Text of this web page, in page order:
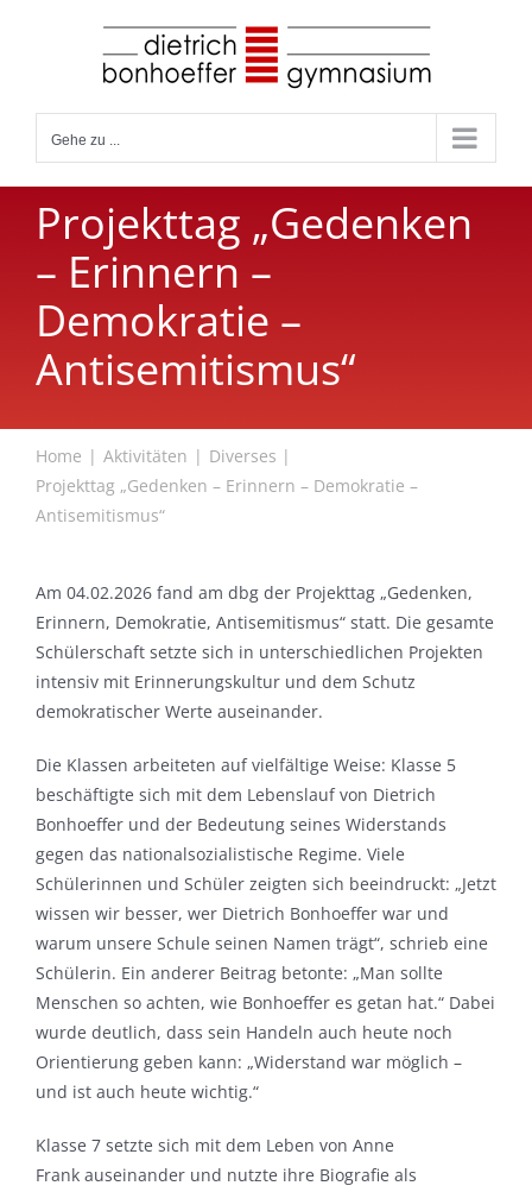
Gehe zu ...
Projekttag „Gedenken
– Erinnern –
Demokratie –
Antisemitismus“
Home Aktivitäten
Diverses
Projekttag „Gedenken – Erinnern – Demokratie –
Antisemitismus“
Am 04.02.2026 fand am dbg der Projekttag „Gedenken,
Erinnern, Demokratie, Antisemitismus“ statt. Die gesamte
Schülerschaft setzte sich in unterschiedlichen Projekten
intensiv mit Erinnerungskultur und dem Schutz
demokratischer Werte auseinander.
Die Klassen arbeiteten auf vielfältige Weise: Klasse 5
beschäftigte sich mit dem Lebenslauf von Dietrich
Bonhoeffer und der Bedeutung seines Widerstands
gegen das nationalsozialistische Regime. Viele
Schülerinnen und Schüler zeigten sich beeindruckt: „Jetzt
wissen wir besser, wer Dietrich Bonhoeffer war und
warum unsere Schule seinen Namen trägt“, schrieb eine
Schülerin. Ein anderer Beitrag betonte: „Man sollte
Menschen so achten, wie Bonhoeffer es getan hat.“ Dabei
wurde deutlich, dass sein Handeln auch heute noch
Orientierung geben kann: „Widerstand war möglich –
und ist auch heute wichtig.“
Klasse 7 setzte sich mit dem Leben von Anne
Frank auseinander und nutzte ihre Biografie als